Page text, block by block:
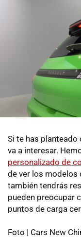
Si te has
va a interesar.
personalizado de
de ver los modelos
también tendrás
pueden preocupar
puntos de carga
Foto | Cars New